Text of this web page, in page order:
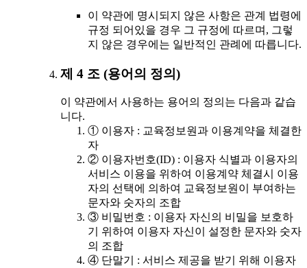
이 약관에 명시되지 않은 사항은 관계 법령에
규정 되어있을 경우 그 규정에 따르며, 그렇
지 않은 경우에는 일반적인 관례에 따릅니다.
제 4 조 (용어의 정의)
이 약관에서 사용하는 용어의 정의는 다음과 같습
니다.
① 이용자 : 교육정보원과 이용계약을 체결한
자
② 이용자번호(ID) : 이용자 식별과 이용자의
서비스 이용을 위하여 이용계약 체결시 이용
자의 선택에 의하여 교육정보원이 부여하는
문자와 숫자의 조합
③ 비밀번호 : 이용자 자신의 비밀을 보호하
기 위하여 이용자 자신이 설정한 문자와 숫자
의 조합
④ 단말기 : 서비스 제공을 받기 위해 이용자